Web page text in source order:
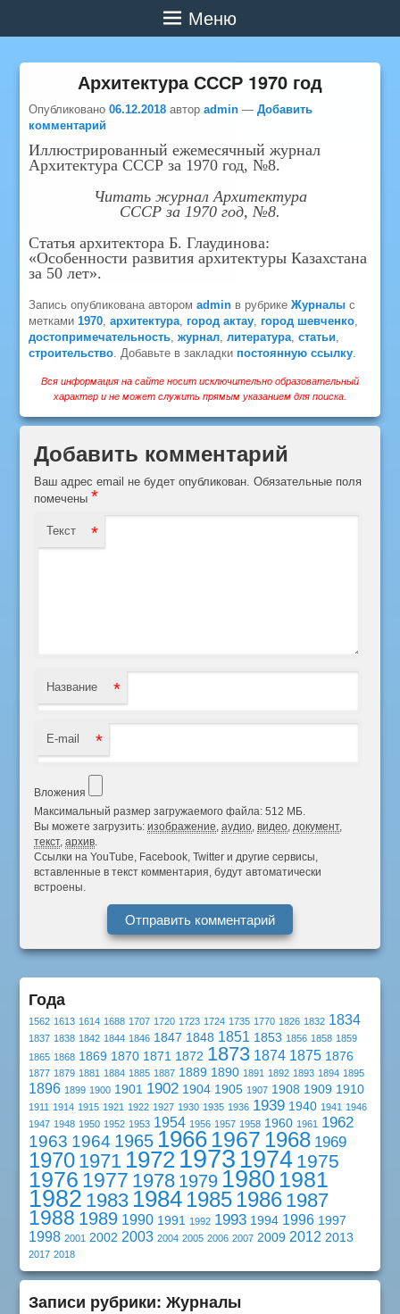
Меню
Архитектура СССР 1970 год
Опубликовано06.12.2018 авторadmin —Добавить
комментарий
Иллюстрированный ежемесячный журнал
Архитектура СССР за 1970 год, №8.
Читать журнал Архитектура
СССР за 1970 год, №8.
Статья архитектора Б. Глаудинова:
«Особенности развития архитектуры Казахстана
за 50 лет».
Запись опубликована авторомadmin в рубрикеЖурналы с
метками1970,архитектура, город актау, город шевченко,
достопримечательность,журнал,литература,статьи,
строительство. Добавьте в закладки постоянную ссылку.
Вся информация на сайте носит исключительно образовательный
характер и не может служить прямым указанием для поиска.
Добавить комментарий
Ваш адрес email не будет опубликован. Обязательные поля
помечены *
Текст *
Название *
E-mail *
Вложения
Максимальный размер загружаемого файла: 512 МБ.
Вы можете загрузить:изображение,аудио,видео,документ,
текст,архив.
Ссылки на YouTube, Facebook, Twitter и другие сервисы,
вставленные в текст комментария, будут автоматически
встроены.
Года
1562 1613 1614 1688 1707 1720 1723 1724 1735 1770 1826 1832 1834
1837 1838 1842 1844 1846 1847 1848 1851 1853 1856 1858 1859
1865 1868 1869 1870 1871 1872 1873 1874 1875 1876
1877 1879 1881 1884 1885 1887 1889 1890 1891 1892 1893 1894 1895
1896 1899 1900 1901 1902 1904 1905 1907 1908 1909 1910
1911 1914 1915 1921 1922 1927 1930 1935 1936 1939 1940 1941 1946
1947 1948 1950 1952 1953 1954 1956 1957 1958 1960 1961 1962
1963 1964 1965 1966 1967 1968 1969
1970 1971 1972 1973 1974 1975
1976 1977 1978 1979 1980 1981
1982 1983 198419851986 1987
1988 1989 1990 1991 1992 1993 1994 1996 1997
1998 2001 2002 2003 2004 2005 2006 2007 2009 2012 2013
2017 2018
Записи рубрики: Журналы